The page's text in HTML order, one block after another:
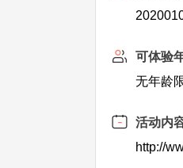
可体验
无年龄
活动内
http://